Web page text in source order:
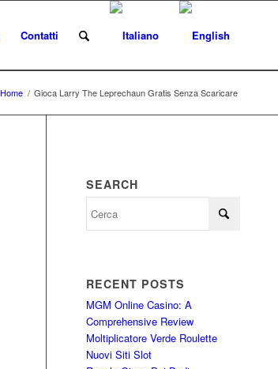
Contatti
Home / Gioca Larry The Leprechaun Gratis Senza Scaricare
SEARCH
RECENT POSTS
MGM Online Casino: A
Comprehensive Review
Moltiplicatore Verde Roulette
Nuovi Siti Slot